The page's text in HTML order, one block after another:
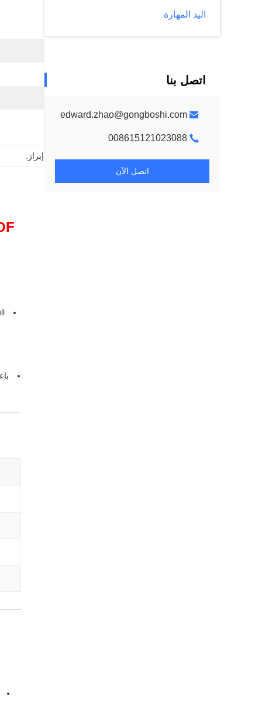
اليد المهارة
اتصل بنا
edward.zhao@gongboshi.com
008615121023088
اتصل الآن
إبراز: